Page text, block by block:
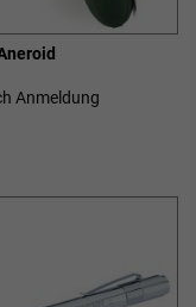
Anmeldung